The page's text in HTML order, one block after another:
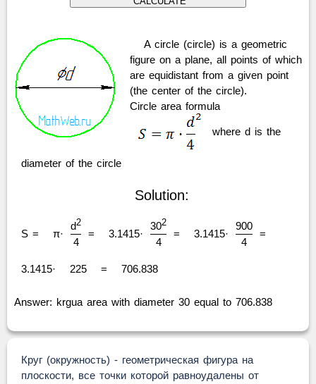
A circle (circle) is a geometric
figure on a plane, all points of which
are equidistant from a given point
(the center of the circle).
Circle area formula
where d is the
diameter of the circle
Solution:
S = π·
d2
4
= 3.1415·
302
4
= 3.1415·
900
4
=
3.1415· 225 = 706.838
Answer: krgua area with diameter 30 equal to 706.838
Круг (окружность) - геометрическая фигура на
плоскости, все точки которой равноудалены от